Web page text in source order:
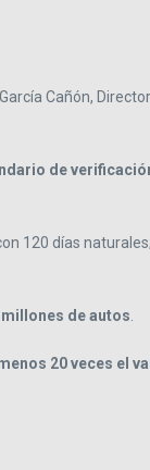
Cañón,
de
120 días
de autos
20 veces el